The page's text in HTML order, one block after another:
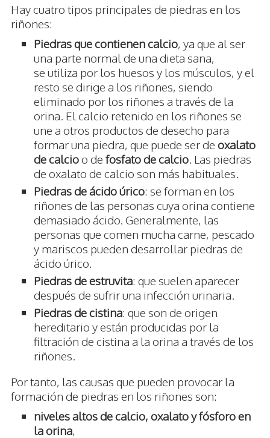
Hay cuatro tipos principales de piedras en los
riñones:
Piedras que contienen calcio, ya que al ser
una parte normal de una dieta sana,
se utiliza por los huesos y los músculos, y el
resto se dirige a los riñones, siendo
eliminado por los riñones a través de la
orina. El calcio retenido en los riñones se
une a otros productos de desecho para
formar una piedra, que puede ser de oxalato
de calcioo de fosfato de calcio . Las piedras
de oxalato de calcio son más habituales.
Piedras de ácido úrico: se forman en los
riñones de las personas cuya orina contiene
demasiado ácido. Generalmente, las
personas que comen mucha carne, pescado
y mariscos pueden desarrollar piedras de
ácido úrico.
Piedras de estruvita: que suelen aparecer
después de sufrir una infección urinaria.
Piedras de cistina: que son de origen
hereditario y están producidas por la
filtración de cistina a la orina a través de los
riñones.
Por tanto, las causas que pueden provocar la
formación de piedras en los riñones son:
niveles altos de calcio, oxalato y fósforo en
la orina,